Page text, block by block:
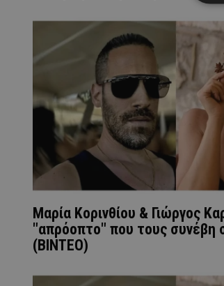
Μαρία Κορινθίου & Γιώργος
"απρόοπτο" που τους συνέβη
(ΒΙΝΤΕΟ)